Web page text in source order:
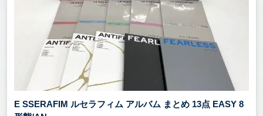
E SSERAFIM ルセラフィム アルバム まとめ 13点 EASY 8